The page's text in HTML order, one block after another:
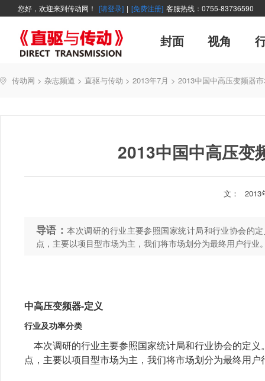
您好，欢迎来到传动网！ [请登录] | [免费注册] 客服热线：0755-83736590
封面
广告
视角
厂商采访
企业活动 展会报道
能效碳索
每月专辑 聚焦 网站
精品 新品
世界方案 控制系统
技术文章
资讯在线 展会信息
直驱与传动
新年寄语 伺服论坛
传动网 > 杂志频道 > 直驱与传动 > 2013年7月 > 2013中国中高压变频器
2013中国中高压变
文： 2013
导语：本次调研的行业主要参照国家统计局和行业协会的
点，主要以项目型市场为主，我们将市场划分为最终用户行业
中高压变频器-定义
行业及功率分类
本次调研的行业主要参照国家统计局和行业协会的定
点，主要以项目型市场为主，我们将市场划分为最终用户